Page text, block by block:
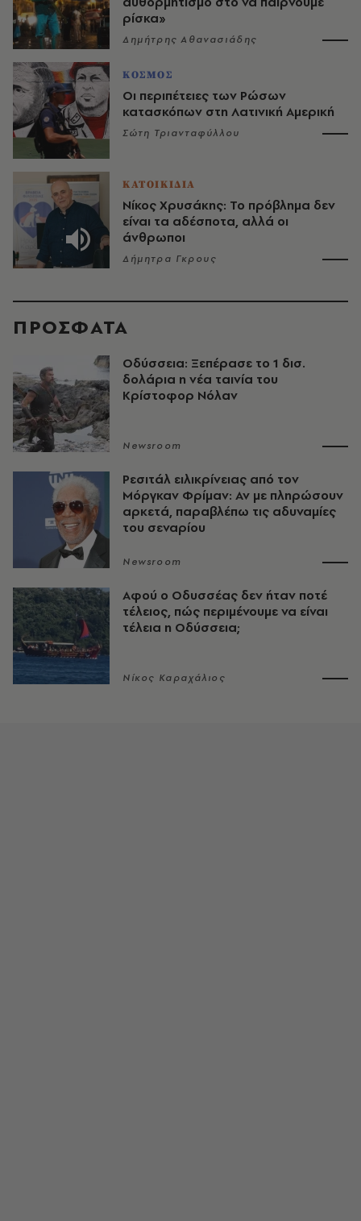
ρίσκα»
Δημήτρης Αθανασιάδης
ΚΟΣΜΟΣ
Οι περιπέτειες των Ρώσων
κατασκόπων στη Λατινική Αμερική
Σώτη Τριανταφύλλου
ΚΑΤΟΙΚΙΔΙΑ
Νίκος Χρυσάκης: Το πρόβλημα δεν
είναι τα αδέσποτα, αλλά οι
άνθρωποι
Δήμητρα Γκρους
ΠΡΟΣΦΑΤΑ
Οδύσσεια: Ξεπέρασε το 1 δισ.
δολάρια η νέα ταινία του
Κρίστοφορ Νόλαν
Newsroom
Ρεσιτάλ ειλικρίνειας από τον
Μόργκαν Φρίμαν: Αν με πληρώσουν
αρκετά, παραβλέπω τις αδυναμίες
του σεναρίου
Newsroom
Αφού ο Οδυσσέας δεν ήταν ποτέ
τέλειος, πώς περιμένουμε να είναι
τέλεια η Οδύσσεια;
Νίκος Καραχάλιος